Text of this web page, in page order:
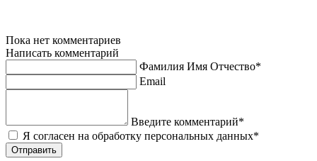
Пока нет комментариев
Написать комментарий
Фамилия Имя Отчество*
Email
Введите комментарий*
Я согласен на обработку персональных данных*